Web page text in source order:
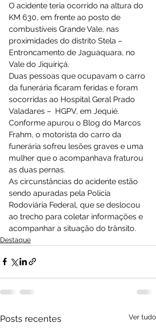
O acidente teria ocorrido na altura do
KM 630, em frente ao posto de
combustíveis Grande Vale, nas
proximidades do distrito Stela –
Entroncamento de Jaguaquara, no
Vale do Jiquiriçá.
Duas pessoas que ocupavam o carro
da funerária ficaram feridas e foram
socorridas ao Hospital Geral Prado
Valadares –  HGPV, em Jequié.
Conforme apurou o Blog do Marcos
Frahm, o motorista do carro da
funerária sofreu lesões graves e uma
mulher que o acompanhava fraturou
as duas pernas.
As circunstâncias do acidente estão
sendo apuradas pela Polícia
Rodoviária Federal, que se deslocou
ao trecho para coletar informações e
acompanhar a situação do trânsito.
Destaque
Posts recentes Ver tudo